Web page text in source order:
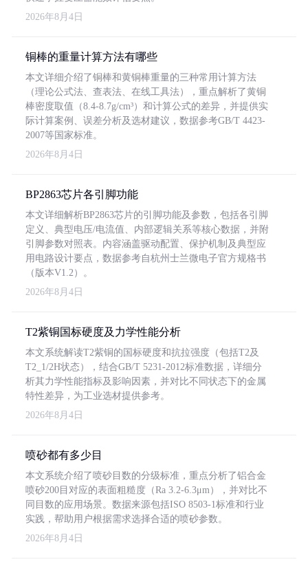
2026年8月4日
铜棒的重量计算方法有哪些
本文详细介绍了铜棒和黄铜棒重量的三种常用计算方法
（理论公式法、查表法、在线工具法），重点解析了黄铜
棒密度取值（8.4-8.7g/cm³）和计算公式的差异，并提供实
际计算案例、误差分析及选材建议，数据参考GB/T 4423-
2007等国家标准。
2026年8月4日
BP2863芯片各引脚功能
本文详细解析BP2863芯片的引脚功能及参数，包括各引脚
定义、典型电压/电流值、内部逻辑关系等核心数据，并附
引脚参数对照表。内容涵盖驱动配置、保护机制及典型应
用电路设计要点，数据参考自杭州士兰微电子官方规格书
（版本V1.2）。
2026年8月4日
T2紫铜国标硬度及力学性能分析
本文系统解读T2紫铜的国标硬度和抗拉强度（包括T2及
T2_1/2H状态），结合GB/T 5231-2012标准数据，详细分
析其力学性能指标及影响因素，并对比不同状态下的金属
特性差异，为工业选材提供参考。
2026年8月4日
喷砂都有多少目
本文系统介绍了喷砂目数的分级标准，重点分析了铝合金
喷砂200目对应的表面粗糙度（Ra 3.2-6.3μm），并对比不
同目数的应用场景。数据来源包括ISO 8503-1标准和行业
实践，帮助用户根据需求选择合适的喷砂参数。
2026年8月4日